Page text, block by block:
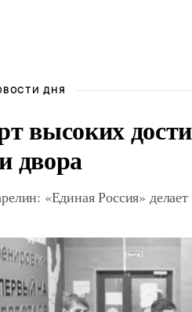
ДНЯ
высоких
двора
«Единая Россия»